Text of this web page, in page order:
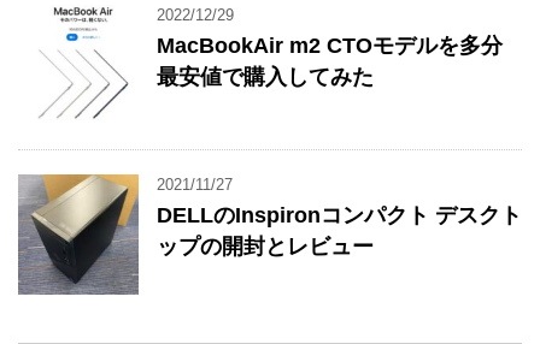
2022/12/29
MacBookAir m2 CTOモデルを多分
最安値で購入してみた
2021/11/27
DELLのInspironコンパクト デスクト
ップの開封とレビュー